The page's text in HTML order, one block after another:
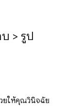
> รูป
ยให้คุณวินิจฉัย